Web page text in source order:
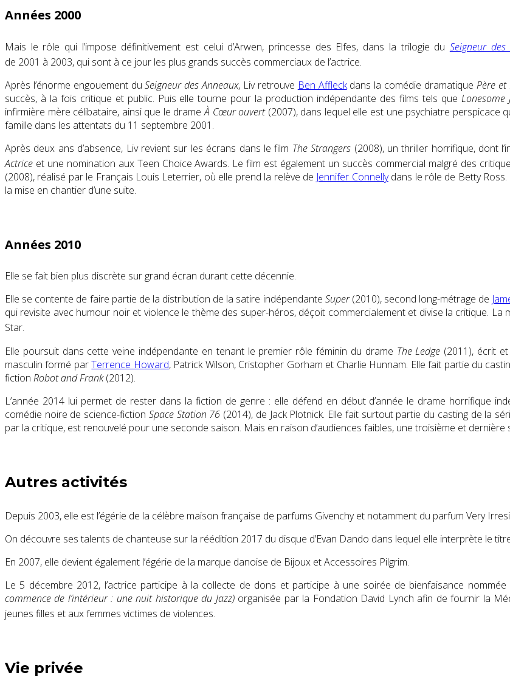
Années 2000
Mais le rôle qui l’impose définitivement est celui d’Arwen, princesse des Elfes, dans la trilogie du Seigneur des
de 2001 à 2003, qui sont à ce jour les plus grands succès commerciaux de l’actrice.
Après l’énorme engouement duSeigneur des Anneaux, Liv retrouve Ben Affleckdans la comédie dramatique Père et
succès, à la fois critique et public. Puis elle tourne pour la production indépendante des films tels que Lonesome
infirmière mère célibataire, ainsi que le drameÀ Cœur ouvert(2007), dans lequel elle est une psychiatre perspicace
famille dans les attentats du 11 septembre 2001.
Après deux ans d’absence, Liv revient sur les écrans dans le film The Strangers (2008), un thriller horrifique, dont
Actrice et une nomination aux Teen Choice Awards. Le film est également un succès commercial malgré des
(2008), réalisé par le Français Louis Leterrier, où elle prend la relève de Jennifer Connellydans le rôle de Betty
la mise en chantier d’une suite.
Années 2010
Elle se fait bien plus discrète sur grand écran durant cette décennie.
Elle se contente de faire partie de la distribution de la satire indépendante Super(2010), second long-métrage de
qui revisite avec humour noir et violence le thème des super-héros, déçoit commercialement et divise la critique.
Star.
Elle poursuit dans cette veine indépendante en tenant le premier rôle féminin du drame The Ledge (2011), écrit
masculin formé parTerrence Howard, Patrick Wilson, Cristopher Gorham et Charlie Hunnam. Elle fait partie du
fiction Robot and Frank(2012).
L’année 2014 lui permet de rester dans la fiction de genre : elle défend en début d’année le drame horrifique
comédie noire de science-fiction Space Station 76 (2014), de Jack Plotnick. Elle fait surtout partie du casting de la
par la critique, est renouvelé pour une seconde saison. Mais en raison d’audiences faibles, une troisième et
Autres activités
Depuis 2003, elle est l’égérie de la célèbre maison française de parfums Givenchyet notamment du parfum Very
On découvre ses talents de chanteuse sur la réédition 2017 du disque d’Evan Dando dans lequel elle interprète le
En 2007, elle devient également l’égérie de la marque danoise de Bijoux et Accessoires Pilgrim.
Le 5 décembre 2012, l’actrice participe à la collecte de dons et participe à une soirée de bienfaisance
commence de l’intérieur : une nuit historique du Jazz)organisée par la Fondation David Lynch afin de fournir la
jeunes filles et aux femmes victimes de violences.
Vie privée